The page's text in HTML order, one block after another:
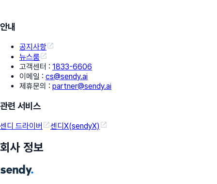
안내
공지사항
뉴스룸
고객센터 : 1833-6606
이메일 : cs@sendy.ai
제휴문의 : partner@sendy.ai
관련 서비스
센디 드라이버 센디X(sendyX)
회사 정보